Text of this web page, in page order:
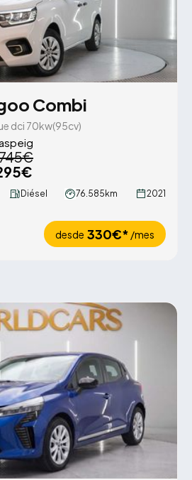
Combi
dci 70kw(95cv)
Diésel 76.585km 2021
desde 330€* /mes